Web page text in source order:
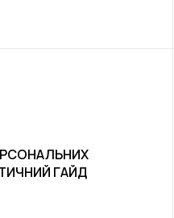
ГАЙД